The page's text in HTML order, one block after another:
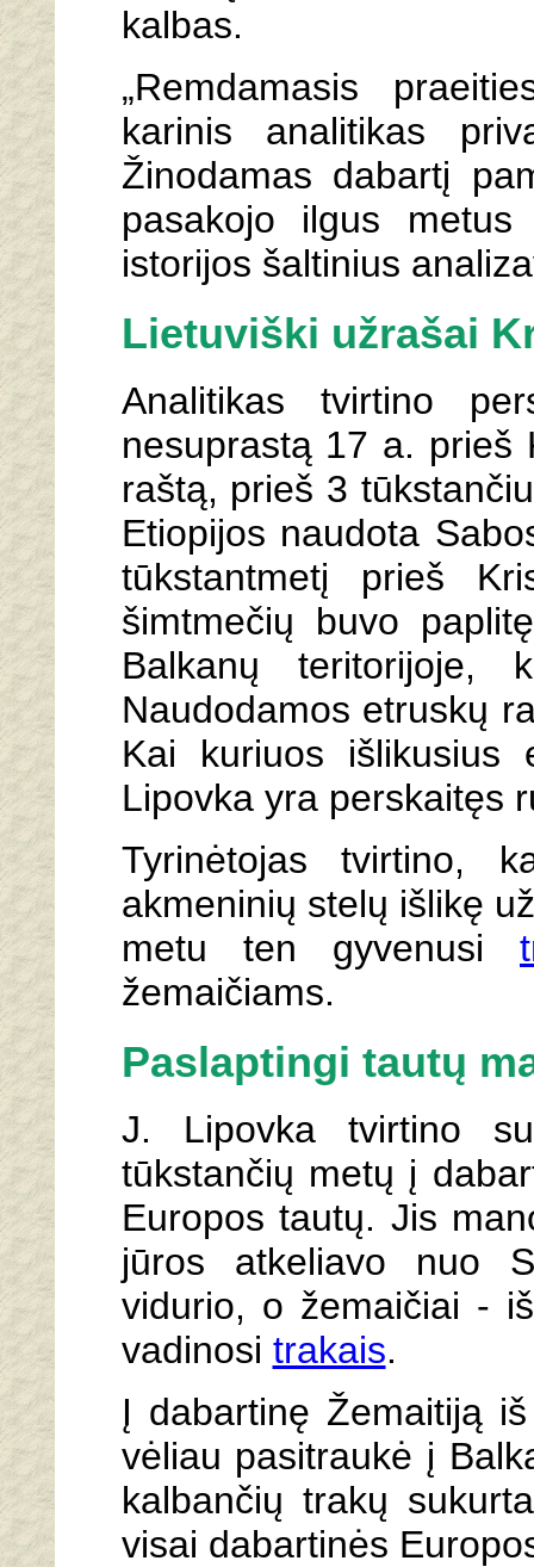
kalbas.
„Remdamasis
karinis analitikas
Žinodamas dabartį
pasakojo ilgus metus
istorijos šaltinius
Lietuviški užrašai
Analitikas tvirtino
nesuprastą 17 a. prieš
raštą, prieš 3
Etiopijos naudota
tūkstantmetį prieš
šimtmečių buvo
Balkanų teritorijoje,
Naudodamos etruskų
Kai kuriuos išlikusius
Lipovka yra perskaitęs
Tyrinėtojas tvirtino,
akmeninių stelų išlikę
metu ten gyvenusi
žemaičiams.
Paslaptingi tautų
J. Lipovka tvirtino
tūkstančių metų į
Europos tautų. Jis
jūros atkeliavo nuo
vidurio, o žemaičiai -
vadinosi trakais.
Į dabartinę Žemaitiją
vėliau pasitraukė į
kalbančių trakų
visai dabartinės